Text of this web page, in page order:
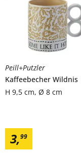
Peill+Putzler
Kaffeebecher Wildnis
H 9,5 cm, Ø 8 cm
3,99